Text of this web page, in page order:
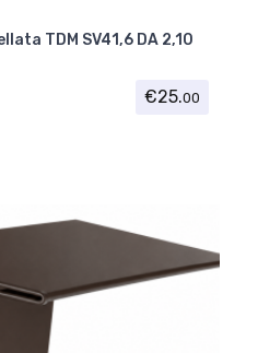
TDM SV41,6 DA 2,10
€25.00